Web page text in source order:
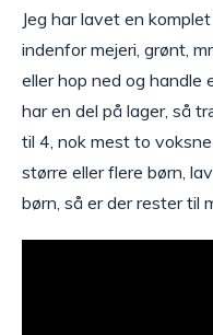
Jeg har lavet en
indenfor mejeri, grønt,
eller hop ned og handle
har en del på lager, så
til 4, nok mest to
større eller flere børn,
børn, så er der rester til